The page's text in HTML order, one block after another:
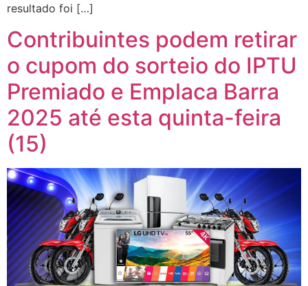
resultado foi […]
Contribuintes podem retirar
o cupom do sorteio do IPTU
Premiado e Emplaca Barra
2025 até esta quinta-feira
(15)